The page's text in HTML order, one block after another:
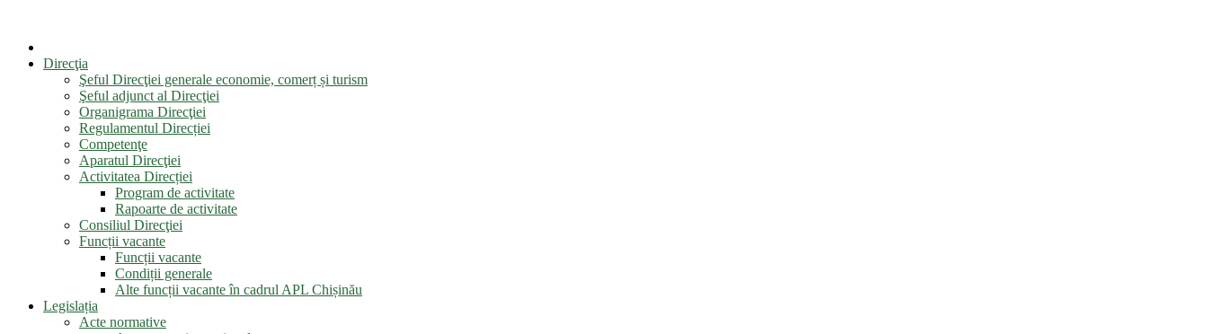
Direcţia
Şeful Direcţiei generale economie, comerț și turism
Şeful adjunct al Direcţiei
Organigrama Direcţiei
Regulamentul Direcției
Competenţe
Aparatul Direcţiei
Activitatea Direcției
Program de activitate
Rapoarte de activitate
Consiliul Direcţiei
Funcții vacante
Funcții vacante
Condiții generale
Alte funcții vacante în cadrul APL Chișinău
Legislația
Acte normative